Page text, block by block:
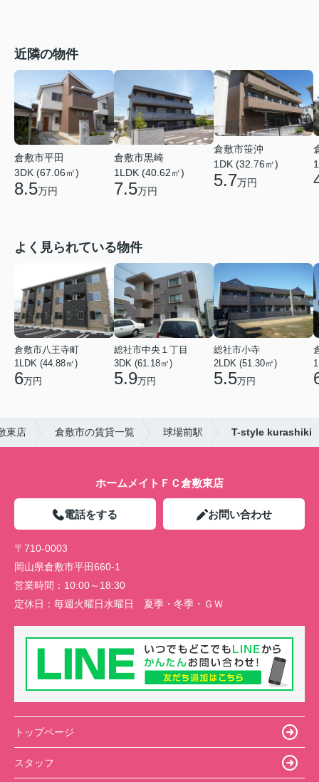
近隣の物件
倉敷市平田
3DK (67.06㎡)
8.5万円
倉敷市黒崎
1LDK (40.62㎡)
7.5万円
倉敷市笹沖
1DK (32.76㎡)
5.7万円
よく見られている物件
倉敷市八王寺町
1LDK (44.88㎡)
6万円
総社市中央１丁目
3DK (61.18㎡)
5.9万円
総社市小寺
2LDK (51.30㎡)
5.5万円
東店 倉敷市の賃貸一覧 球場前駅 T-style kurashiki
ホームメイトＦＣ倉敷東店
電話をする お問い合わせ
〒710-0003
岡山県倉敷市平田660-1
営業時間： 10:00～18:30
定休日： 毎週火曜日水曜日 夏季・冬季・ＧＷ
トップページ
スタッフ